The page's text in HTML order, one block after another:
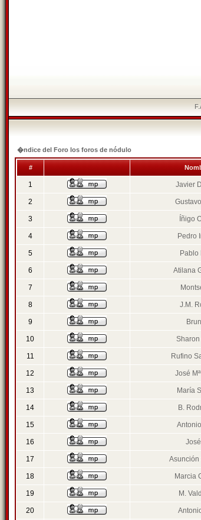
�ndice del Foro los foros de nódulo
#
1 Javier
2
3 Íñigo
4 Pedro
5 Pablo
6 Atilana
7
8 J.M.
9
10
11 Rufino
12 José
13 María
14 B.
15
16
17 Asunción
18 Marcia
19 M.
20